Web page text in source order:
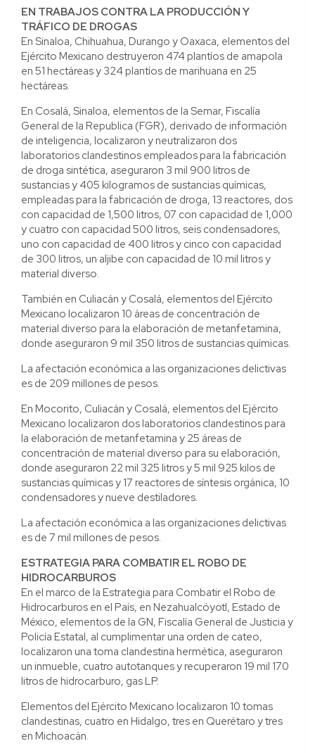
EN TRABAJOS CONTRA LA PRODUCCIÓN Y
TRÁFICO DE DROGAS
En Sinaloa, Chihuahua, Durango y Oaxaca, elementos del
Ejército Mexicano destruyeron 474 plantíos de amapola
en 51 hectáreas y 324 plantíos de marihuana en 25
hectáreas.
En Cosalá, Sinaloa, elementos de la Semar, Fiscalía
General de la Republica (FGR), derivado de información
de inteligencia, localizaron y neutralizaron dos
laboratorios clandestinos empleados para la fabricación
de droga sintética, aseguraron 3 mil 900 litros de
sustancias y 405 kilogramos de sustancias químicas,
empleadas para la fabricación de droga, 13 reactores, dos
con capacidad de 1,500 litros, 07 con capacidad de 1,000
y cuatro con capacidad 500 litros, seis condensadores,
uno con capacidad de 400 litros y cinco con capacidad
de 300 litros, un aljibe con capacidad de 10 mil litros y
material diverso.
También en Culiacán y Cosalá, elementos del Ejército
Mexicano localizaron 10 áreas de concentración de
material diverso para la elaboración de metanfetamina,
donde aseguraron 9 mil 350 litros de sustancias químicas.
La afectación económica a las organizaciones delictivas
es de 209 millones de pesos.
En Mocorito, Culiacán y Cosalá, elementos del Ejército
Mexicano localizaron dos laboratorios clandestinos para
la elaboración de metanfetamina y 25 áreas de
concentración de material diverso para su elaboración,
donde aseguraron 22 mil 325 litros y 5 mil 925 kilos de
sustancias químicas y 17 reactores de síntesis orgánica, 10
condensadores y nueve destiladores.
La afectación económica a las organizaciones delictivas
es de 7 mil millones de pesos.
ESTRATEGIA PARA COMBATIR EL ROBO DE
HIDROCARBUROS
En el marco de la Estrategia para Combatir el Robo de
Hidrocarburos en el País, en Nezahualcóyotl, Estado de
México, elementos de la GN, Fiscalía General de Justicia y
Policía Estatal, al cumplimentar una orden de cateo,
localizaron una toma clandestina hermética, aseguraron
un inmueble, cuatro autotanques y recuperaron 19 mil 170
litros de hidrocarburo, gas LP.
Elementos del Ejército Mexicano localizaron 10 tomas
clandestinas, cuatro en Hidalgo, tres en Querétaro y tres
en Michoacán.